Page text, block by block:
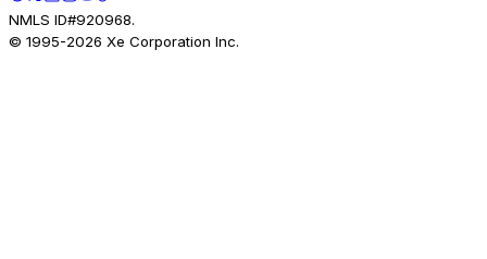
NMLS ID#920968.
© 1995-2026 Xe Corporation Inc.